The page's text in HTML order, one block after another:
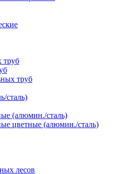
труб
труб
сталь)
(алюмин./сталь)
цветные (алюмин./сталь)
лесов